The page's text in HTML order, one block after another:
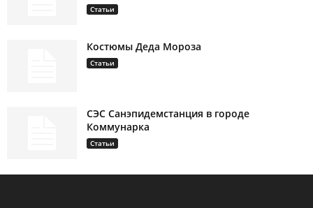
Статьи
Костюмы Деда Мороза
Статьи
СЭС Санэпидемстанция в городе
Коммунарка
Статьи